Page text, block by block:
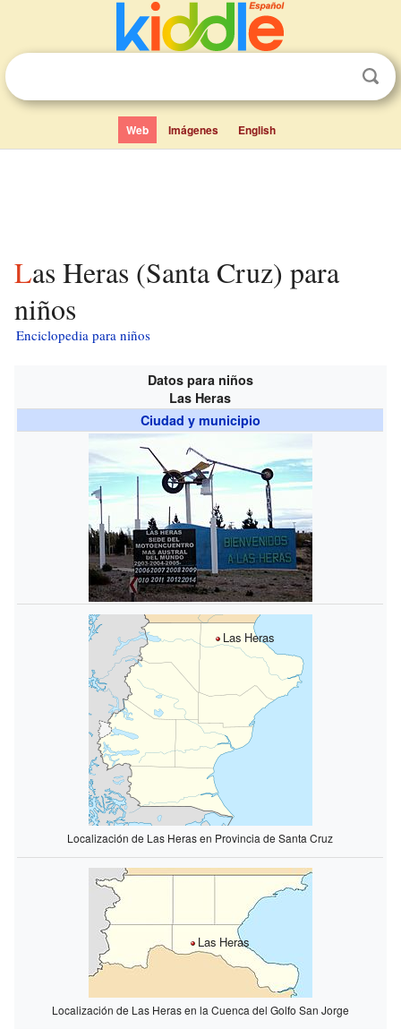
Web Imágenes English
Las Heras (Santa Cruz) para
niños
Enciclopedia para niños
Datos para niños
Las Heras
Ciudad y municipio
Las Heras
Localización de Las Heras en Provincia de Santa Cruz
Las Heras
Localización de Las Heras en la Cuenca del Golfo San Jorge